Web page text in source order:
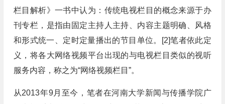
栏目解析》一书中认为：传统电视栏目的概念来源于办
刊专栏，是指由固定主持人主持、内容主题明确、风格
和形式统一、定时定量播出的节目单位。[2]笔者依此定
义，将各大网络视频平台出现的与电视栏目类似的视听
服务内容，称之为“网络视频栏目”。
从2013年9月至今，笔者在河南大学新闻与传播学院广